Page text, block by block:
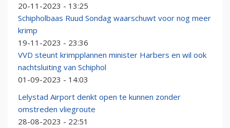
20-11-2023 - 13:25
Schipholbaas Ruud Sondag waarschuwt voor nog meer
krimp
19-11-2023 - 23:36
VVD steunt krimpplannen minister Harbers en wil ook
nachtsluiting van Schiphol
01-09-2023 - 14:03
Lelystad Airport denkt open te kunnen zonder
omstreden vliegroute
28-08-2023 - 22:51